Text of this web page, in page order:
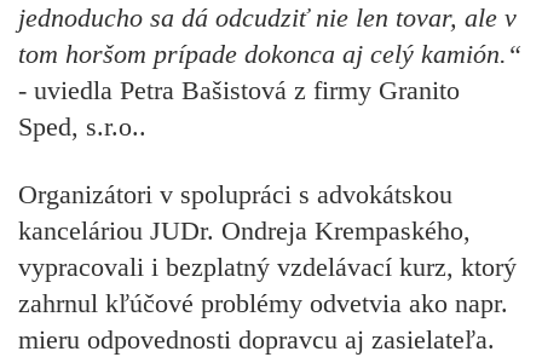
jednoducho sa dá odcudziť nie len tovar, ale v
tom horšom prípade dokonca aj celý kamión. “
- uviedla Petra Bašistová z firmy Granito
Sped, s.r.o..
Organizátori v spolupráci s advokátskou
kanceláriou JUDr. Ondreja Krempaského,
vypracovali i bezplatný vzdelávací kurz, ktorý
zahrnul kľúčové problémy odvetvia ako napr.
mieru odpovednosti dopravcu aj zasielateľa.